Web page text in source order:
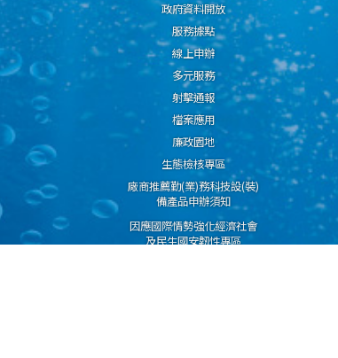
政府資料開放
服務據點
線上申辦
多元服務
射擊通報
檔案應用
廉政園地
生態檢核專區
廠商推薦勤(業)務科技設(裝)
備產品申辦須知
因應國際情勢強化經濟社會
及民生國安韌性專區